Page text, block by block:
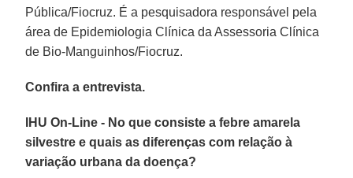
Pública/Fiocruz. É a pesquisadora responsável pela
área de Epidemiologia Clínica da Assessoria Clínica
de Bio-Manguinhos/Fiocruz.
Confira a entrevista.
IHU On-Line - No que consiste a febre amarela
silvestre e quais as diferenças com relação à
variação urbana da doença?